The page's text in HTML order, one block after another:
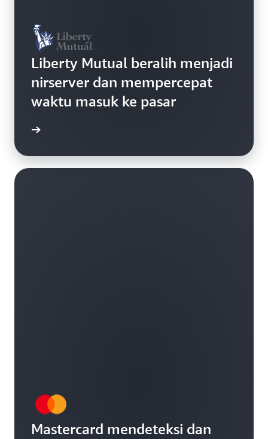
Liberty Mutual beralih menjadi
nirserver dan mempercepat
waktu masuk ke pasar
Mastercard mendeteksi dan